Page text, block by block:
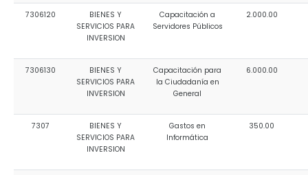
7306120
BIENES Y
SERVICIOS PARA
INVERSION
Capacitación a
Servidores Públicos
2.000.00
7306130
BIENES Y
SERVICIOS PARA
INVERSION
Capacitación para
la Ciudadanía en
General
6.000.00
7307
BIENES Y
SERVICIOS PARA
INVERSION
Gastos en
Informática
350.00